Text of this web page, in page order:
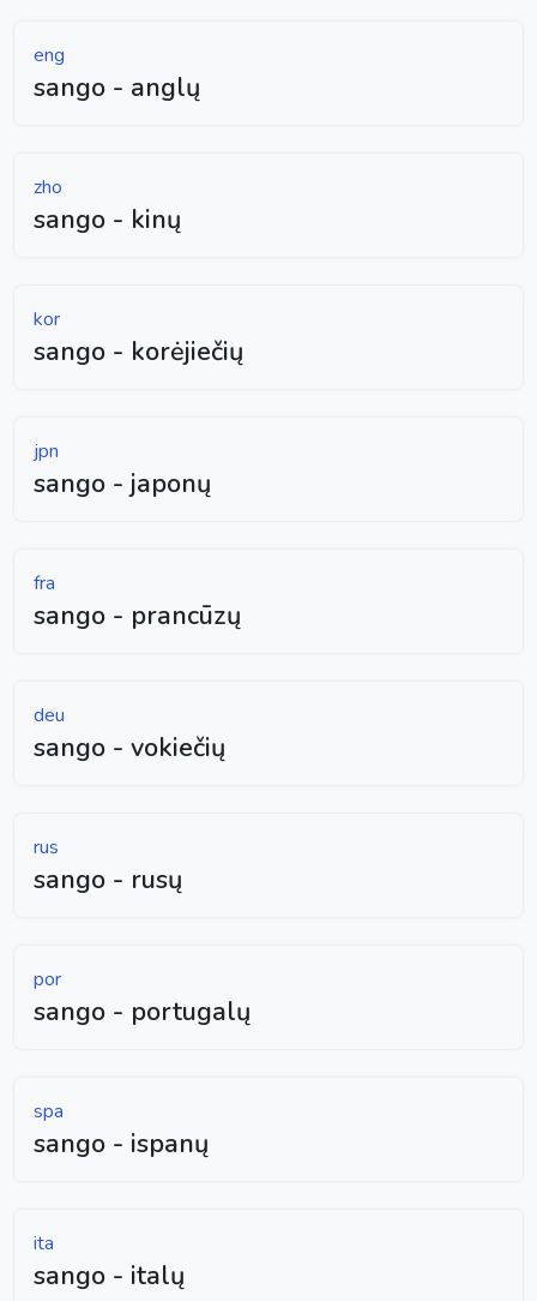
eng
sango - anglų
zho
sango - kinų
kor
sango - korėjiečių
jpn
sango - japonų
fra
sango - prancūzų
deu
sango - vokiečių
rus
sango - rusų
por
sango - portugalų
spa
sango - ispanų
ita
sango - italų